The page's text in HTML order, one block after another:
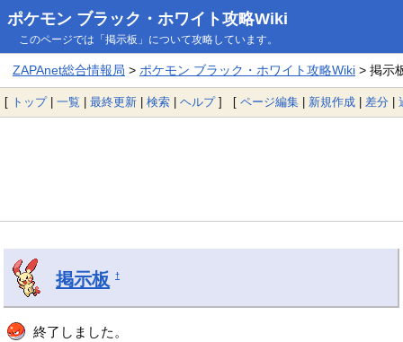
ポケモン ブラック・ホワイト攻略Wiki
このページでは「掲示板」について攻略しています。
ZAPAnet総合情報局 > ポケモン ブラック・ホワイト攻略Wiki> 掲示
[ トップ| 一覧 | 最終更新 | 検索 | ヘルプ] [ ページ編集 | 新規作成 | 差分 |
掲示板 †
終了しました。